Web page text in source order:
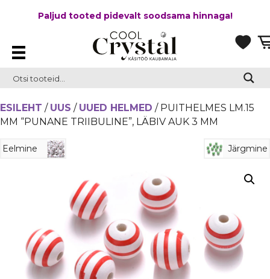
Paljud tooted pidevalt soodsama hinnaga!
ESILEHT / UUS / UUED HELMED / PUITHELMES LM.15
MM “PUNANE TRIIBULINE”, LÄBIV AUK 3 MM
Eelmine Järgmine